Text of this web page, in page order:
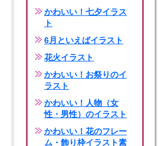
かわいい！七夕イラス
ト
6月といえばイラスト
花火イラスト
かわいい！お祭りのイ
ラスト
かわいい！人物（女
性・男性）のイラスト
かわいい！花のフレー
ム・飾り枠イラスト素